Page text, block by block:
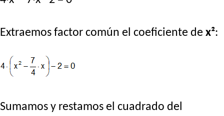
Extraemos factor común el coeficiente de x²:
Sumamos y restamos el cuadrado del